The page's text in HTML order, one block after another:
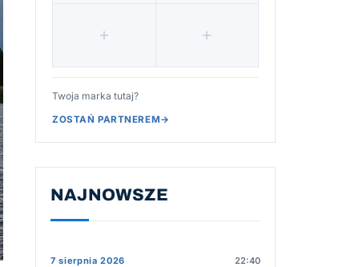
Twoja marka tutaj?
ZOSTAŃ PARTNEREM→
NAJNOWSZE
7 sierpnia 2026 22:40